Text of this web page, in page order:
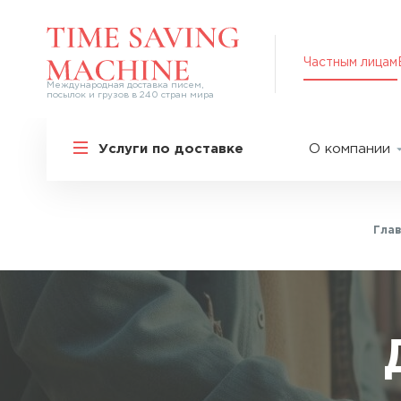
Международная доставка писем,
посылок и грузов в 240 стран мира
Частным лицам
Услуги по доставке
Международная доставка
Самые срочные тарифы
Перевозка специальных грузов
О компании
Оплата
Упаковка